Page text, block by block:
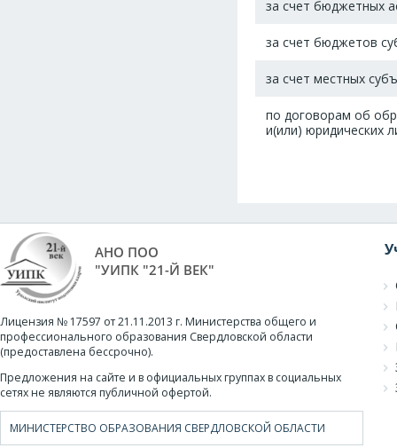
за счет бюджетных
за счет бюджетов
за счет местных
по договорам об
и(или) юридических
АНО ПОО
"УИПК "21-Й ВЕК"
Лицензия № 17597 от 21.11.2013 г. Министерства общего и
профессионального образования Свердловской области
(предоставлена бессрочно).
Предложения на сайте и в официальных группах в социальных
сетях не являются публичной офертой.
МИНИСТЕРСТВО ОБРАЗОВАНИЯ СВЕРДЛОВСКОЙ ОБЛАСТИ